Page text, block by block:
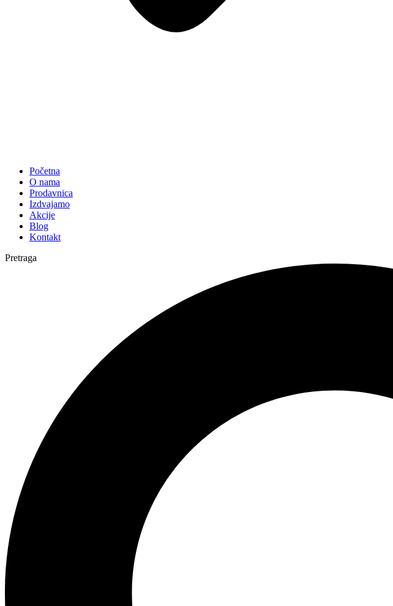
Početna
O nama
Prodavnica
Izdvajamo
Akcije
Blog
Kontakt
Pretraga